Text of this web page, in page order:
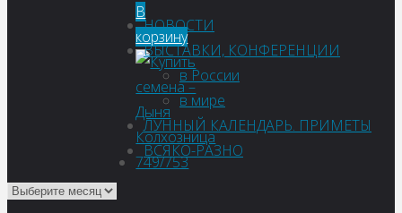
В
корзину
НОВОСТИ
ВЫСТАВКИ, КОНФЕРЕНЦИИ
в России
в мире
ЛУННЫЙ КАЛЕНДАРЬ. ПРИМЕТЫ
ВСЯКО-РАЗНО